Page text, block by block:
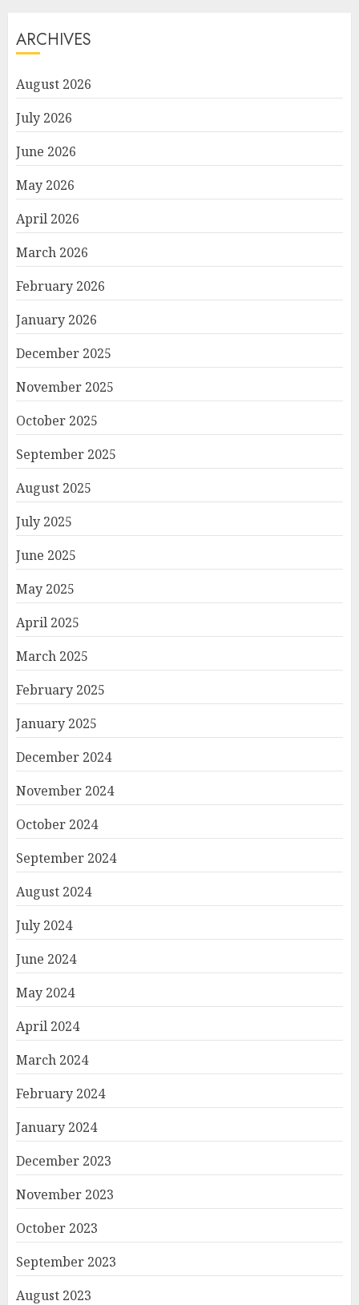
ARCHIVES
August 2026
July 2026
June 2026
May 2026
April 2026
March 2026
February 2026
January 2026
December 2025
November 2025
October 2025
September 2025
August 2025
July 2025
June 2025
May 2025
April 2025
March 2025
February 2025
January 2025
December 2024
November 2024
October 2024
September 2024
August 2024
July 2024
June 2024
May 2024
April 2024
March 2024
February 2024
January 2024
December 2023
November 2023
October 2023
September 2023
August 2023